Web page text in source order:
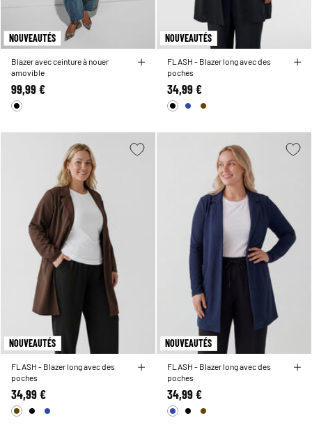
NOUVEAUTÉS
Blazer avec ceinture à nouer
amovible
99,99 €
NOUVEAUTÉS
FLASH - Blazer long avec des
poches
34,99 €
NOUVEAUTÉS
FLASH - Blazer long avec des
poches
34,99 €
NOUVEAUTÉS
FLASH - Blazer long avec des
poches
34,99 €